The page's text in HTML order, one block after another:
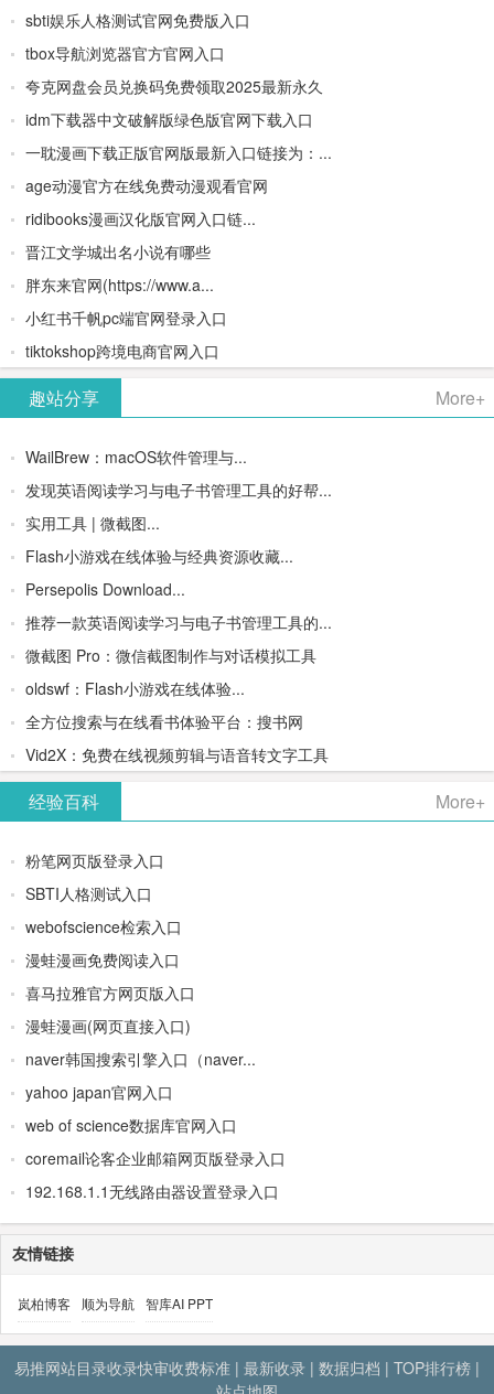
OpenAI最
新AI图像
生成器
境/深度集
成
Doubao-
1.5-pro与
高质量
PPT
sbti娱乐人格测试官网免费版入口
tbox导航浏览器官方官网入口
夸克网盘会员兑换码免费领取2025最新永久
idm下载器中文破解版绿色版官网下载入口
一耽漫画下载正版官网版最新入口链接为：...
age动漫官方在线免费动漫观看官网
ridibooks漫画汉化版官网入口链...
晋江文学城出名小说有哪些
胖东来官网(https://www.a...
小红书千帆pc端官网登录入口
tiktokshop跨境电商官网入口
趣站分享 More+
WailBrew：macOS软件管理与...
发现英语阅读学习与电子书管理工具的好帮...
实用工具 | 微截图...
Flash小游戏在线体验与经典资源收藏...
Persepolis Download...
推荐一款英语阅读学习与电子书管理工具的...
微截图 Pro：微信截图制作与对话模拟工具
oldswf：Flash小游戏在线体验...
全方位搜索与在线看书体验平台：搜书网
Vid2X：免费在线视频剪辑与语音转文字工具
经验百科 More+
粉笔网页版登录入口
SBTI人格测试入口
webofscience检索入口
漫蛙漫画免费阅读入口
喜马拉雅官方网页版入口
漫蛙漫画(网页直接入口)
naver韩国搜索引擎入口（naver...
yahoo japan官网入口
web of science数据库官网入口
coremail论客企业邮箱网页版登录入口
192.168.1.1无线路由器设置登录入口
友情链接
岚柏博客 顺为导航 智库AI PPT
易推网站目录收录快审收费标准 | 最新收录 | 数据归档 | TOP排行榜 |